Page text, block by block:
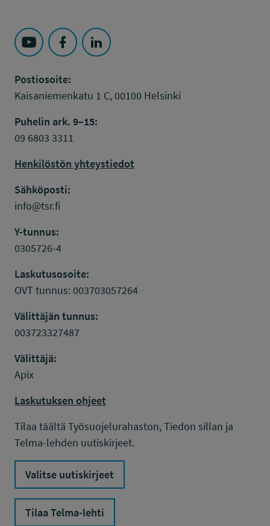
Seuraa Työsuojelurahasto kohteessa: YouTube
Seuraa Työsuojelurahasto kohteessa:
Seuraa Työsuojelurahasto kohteessa:
Postiosoite:
Kaisaniemenkatu 1 C, 00100 Helsinki
Puhelin ark. 9–15:
09 6803 3311
Henkilöstön yhteystiedot
Sähköposti:
info@tsr.fi
Y-tunnus:
0305726-4
Laskutusosoite:
OVT tunnus: 003703057264
Välittäjän tunnus:
003723327487
Välittäjä:
Apix
Laskutuksen ohjeet
Tilaa täältä Työsuojelurahaston, Tiedon sillan ja
Telma-lehden uutiskirjeet.
Valitse uutiskirjeet
Tilaa Telma-lehti